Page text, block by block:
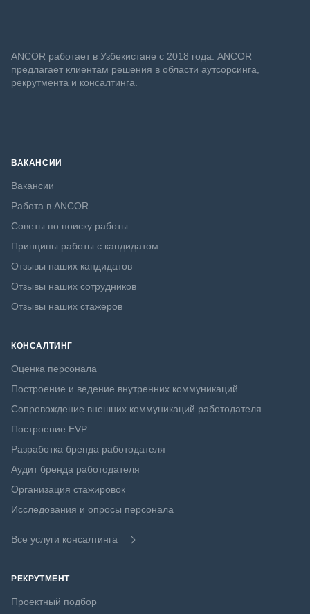
ANСOR работает в Узбекистане с 2018 года. ANCOR
предлагает клиентам решения в области аутсорсинга,
рекрутмента и консалтинга.
ВАКАНСИИ
Вакансии
Работа в ANCOR
Советы по поиску работы
Принципы работы с кандидатом
Отзывы наших кандидатов
Отзывы наших сотрудников
Отзывы наших стажеров
КОНСАЛТИНГ
Оценка персонала
Построение и ведение внутренних коммуникаций
Сопровождение внешних коммуникаций работодателя
Построение EVP
Разработка бренда работодателя
Аудит бренда работодателя
Организация стажировок
Исследования и опросы персонала
Все услуги консалтинга
РЕКРУТМЕНТ
Проектный подбор